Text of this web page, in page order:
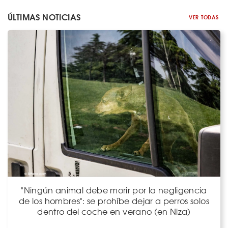
ÚLTIMAS NOTICIAS VER TODAS
"Ningún animal debe morir por la negligencia
de los hombres": se prohíbe dejar a perros solos
dentro del coche en verano (en Niza)